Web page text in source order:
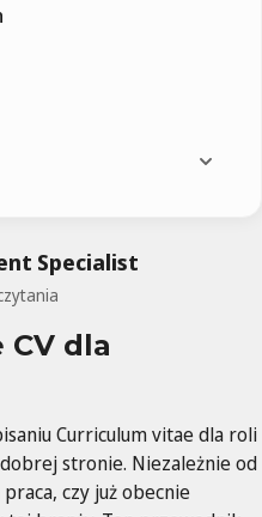
Specialist
dla
Curriculum vitae dla roli
stronie. Niezależnie od
czy już obecnie